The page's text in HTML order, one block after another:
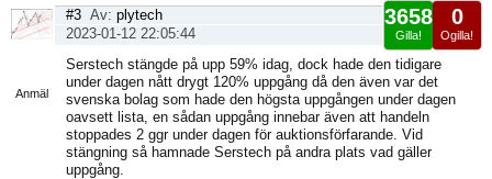
Anmäl
0
Ogilla!
3658
Gilla!
#3 Av: plytech
2023-01-12 22:05:44
Serstech stängde på upp 59% idag, dock hade den tidigare
under dagen nått drygt 120% uppgång då den även var det
svenska bolag som hade den högsta uppgången under dagen
oavsett lista, en sådan uppgång innebar även att handeln
stoppades 2 ggr under dagen för auktionsförfarande. Vid
stängning så hamnade Serstech på andra plats vad gäller
uppgång.